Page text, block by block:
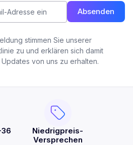
Absenden
stimmen Sie unserer
zu und erklären sich damit
von uns zu erhalten.
Niedrigpreis-
Versprechen